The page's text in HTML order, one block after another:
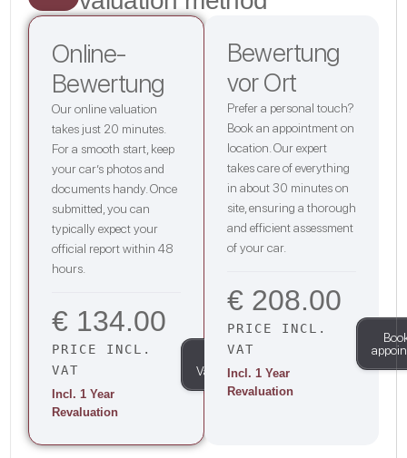
Online-
Bewertung
Our online valuation
takes just 20 minutes.
For a smooth start, keep
your car’s photos and
documents handy. Once
submitted, you can
typically expect your
official report within 48
hours.
€ 134.00
PRICE INCL.
VAT
Incl. 1 Year
Revaluation
Start
Valuation
Bewertung
vor Ort
Prefer a personal touch?
Book an appointment on
location. Our expert
takes care of everything
in about 30 minutes on
site, ensuring a thorough
and efficient assessment
of your car.
€ 208.00
PRICE INCL.
VAT
Incl. 1 Year
Revaluation